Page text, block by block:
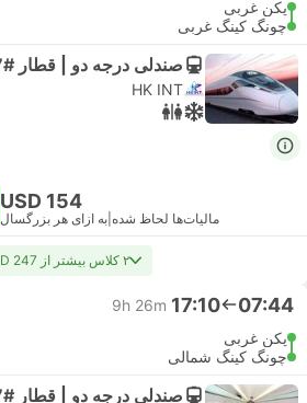
پکن غربی
چونگ کینگ غربی
صندلی درجه دو | قطار #G1197
HK INT
USD 154
مالیات‌ها لحاظ شده به ازای هر بزرگسال
۲ کلاس بیشتر از USD 247
07:44
17:10
9h 26m
پکن غربی
چونگ کینگ شمالی
صندلی درجه دو | قطار #G1197